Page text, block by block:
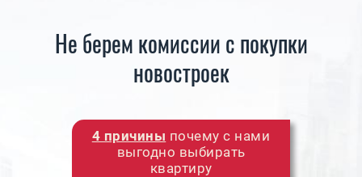
Не берем комиссии с покупки
новостроек
4 причины почему с нами
выгодно выбирать
квартиру